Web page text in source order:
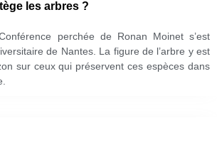
les arbres ?
perchée de Ronan Moinet s’est
de Nantes. La figure de l’arbre y est
sur ceux qui préservent ces espèces dans